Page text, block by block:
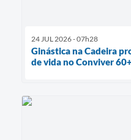
24 JUL 2026 - 07h28
Ginástica na Cadeira
de vida no Conviver 60+